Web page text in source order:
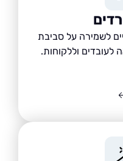
על סביבת
וללקוחות.